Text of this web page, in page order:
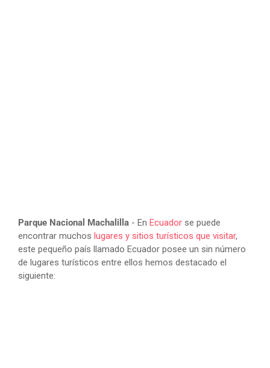
Parque Nacional Machalilla - En Ecuador se puede
encontrar muchos lugares y sitios turísticos que visitar,
este pequeño país llamado Ecuador posee un sin número
de lugares turísticos entre ellos hemos destacado el
siguiente: